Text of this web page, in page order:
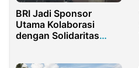
BRI Jadi Sponsor
Utama Kolaborasi
dengan Solidaritas